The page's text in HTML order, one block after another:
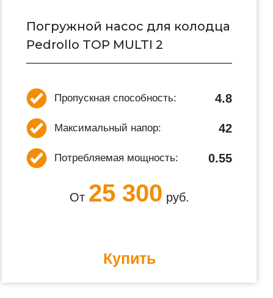
Погружной насос для колодца
Pedrollo TOP MULTI 2
Пропускная способность: 4.8
Максимальный напор: 42
Потребляемая мощность: 0.55
От 25 300 руб.
Купить